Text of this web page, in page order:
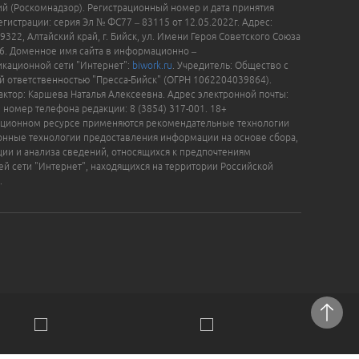
(Роскомнадзор). Регистрационный номер и дата принятия
серия Эл № ФС77 – 83115 от 12.05.2022г. Адрес:
Алтайский край, г. Бийск, ул. Имени Героя Советского Союза
Доменное имя сайта в информационно –
сети "Интернет": biwork.ru . Учредитель: Общество с
ответственностью "Пресса-Бийск" (ОГРН 1062204039864).
Каршева Наталья Алексеевна. Адрес электронной почты:
, номер телефона редакции: 8 (3854) 317-001. 18+
ресурсе применяются рекомендательные технологии
технологии предоставления информации на основе сбора,
и анализа сведений, относящихся к предпочтениям
сети "Интернет", находящихся на территории Российской